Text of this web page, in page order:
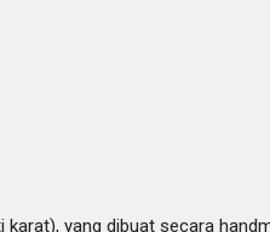
yang dibuat secara